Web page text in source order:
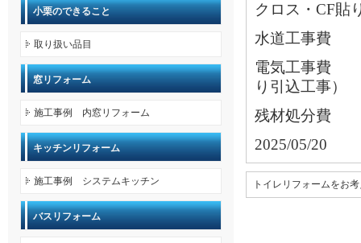
クロス・CF
水道工事
電気工事
り引込工事）
残材処分
2025/05/20
トイレリフォームをお
小栗のできること
取り扱い品目
窓リフォーム
施工事例 内窓リフォーム
キッチンリフォーム
施工事例 システムキッチン
バスリフォーム